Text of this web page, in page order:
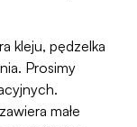
kleju, pędzelka
Prosimy
małe